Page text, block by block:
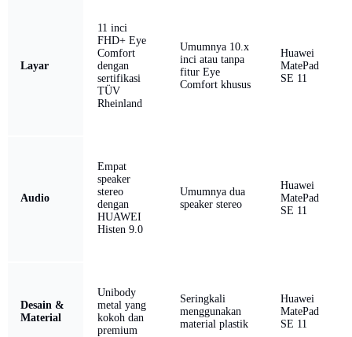
Layar
11 inci
FHD+ Eye
Comfort
dengan
sertifikasi
TÜV
Rheinland
Umumnya 10.x
inci atau tanpa
fitur Eye
Comfort khusus
Huawei
MatePad
SE 11
Audio
Empat
speaker
stereo
dengan
HUAWEI
Histen 9.0
Umumnya dua
speaker stereo
Huawei
MatePad
SE 11
Desain &
Material
Unibody
metal yang
kokoh dan
premium
Seringkali
menggunakan
material plastik
Huawei
MatePad
SE 11